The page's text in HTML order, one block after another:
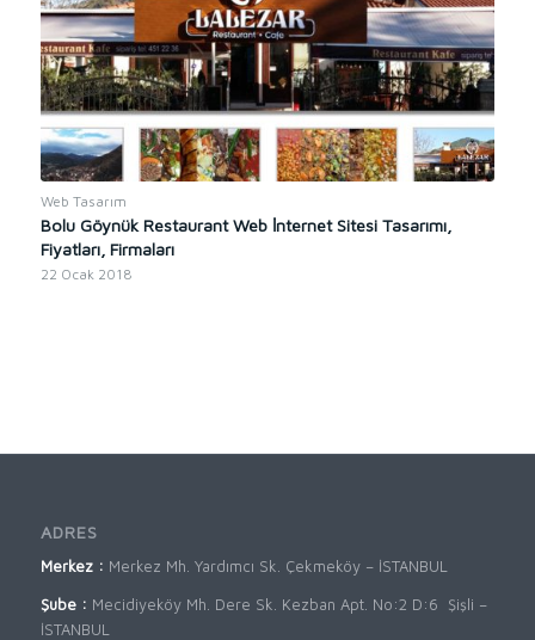
Web Tasarım
Bolu Göynük Restaurant Web İnternet Sitesi Tasarımı,
Fiyatları, Firmaları
22 Ocak 2018
ADRES
Merkez : Merkez Mh. Yardımcı Sk. Çekmeköy – İSTANBUL
Şube : Mecidiyeköy Mh. Dere Sk. Kezban Apt. No:2 D:6 Şişli –
İSTANBUL